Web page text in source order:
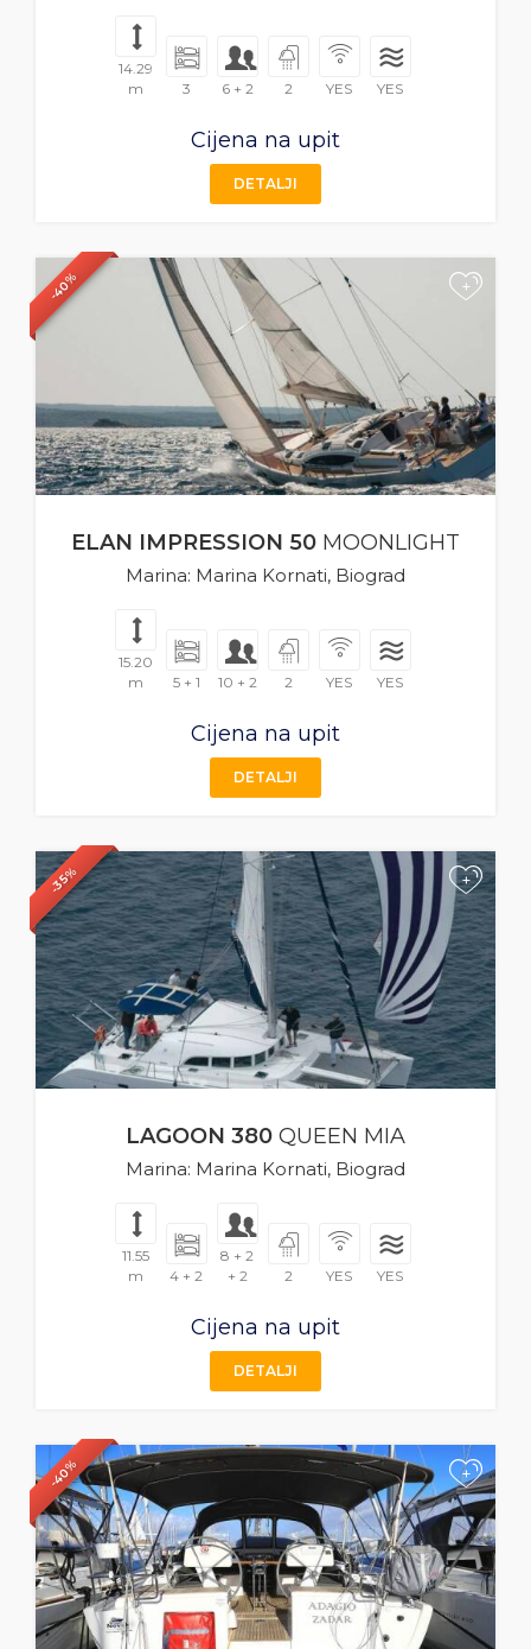
14.29
m
3 6 + 2 2 YES YES
Cijena na upit
DETALJI
-40% +
ELAN IMPRESSION 50 MOONLIGHT
Marina: Marina Kornati, Biograd
15.20
m
5 + 1 10 + 2 2 YES YES
Cijena na upit
DETALJI
-35% +
LAGOON 380 QUEEN MIA
Marina: Marina Kornati, Biograd
11.55
m
4 + 2
8 + 2
+ 2
2 YES YES
Cijena na upit
DETALJI
-40% +